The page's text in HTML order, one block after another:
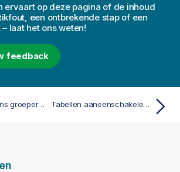
ervaart op deze pagina of de inhoud
een ontbrekende stap of een
laat het ons weten!
feedback
Metingsgegevens groeperen in bereiken Tabellen aaneenschakelen in Gegevensbeheer